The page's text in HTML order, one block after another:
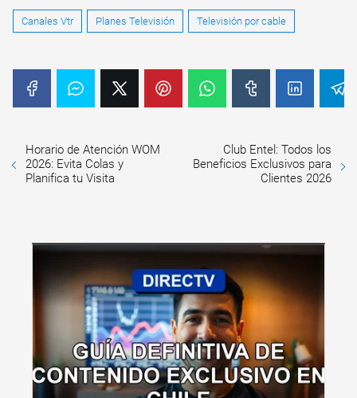
Canales Vtr Planes Televisión Televisión por cable
Horario de Atención WOM
2026: Evita Colas y
Planifica tu Visita
Club Entel: Todos los
Beneficios Exclusivos para
Clientes 2026